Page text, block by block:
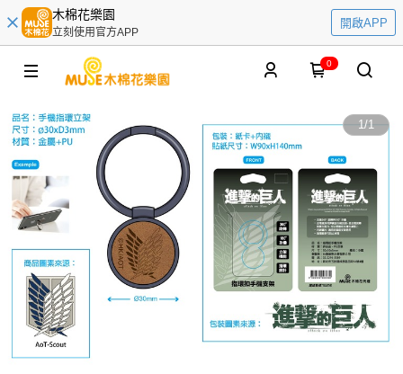
木棉花樂園
立刻使用官方APP
開啟APP
0
1/1